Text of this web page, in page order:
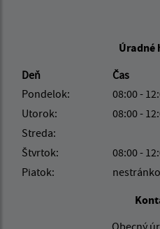
Úradné
Deň
Čas
Pondelok:
08:00 -
Utorok:
08:00 -
Streda:
Štvrtok:
08:00 -
Piatok:
Obecný